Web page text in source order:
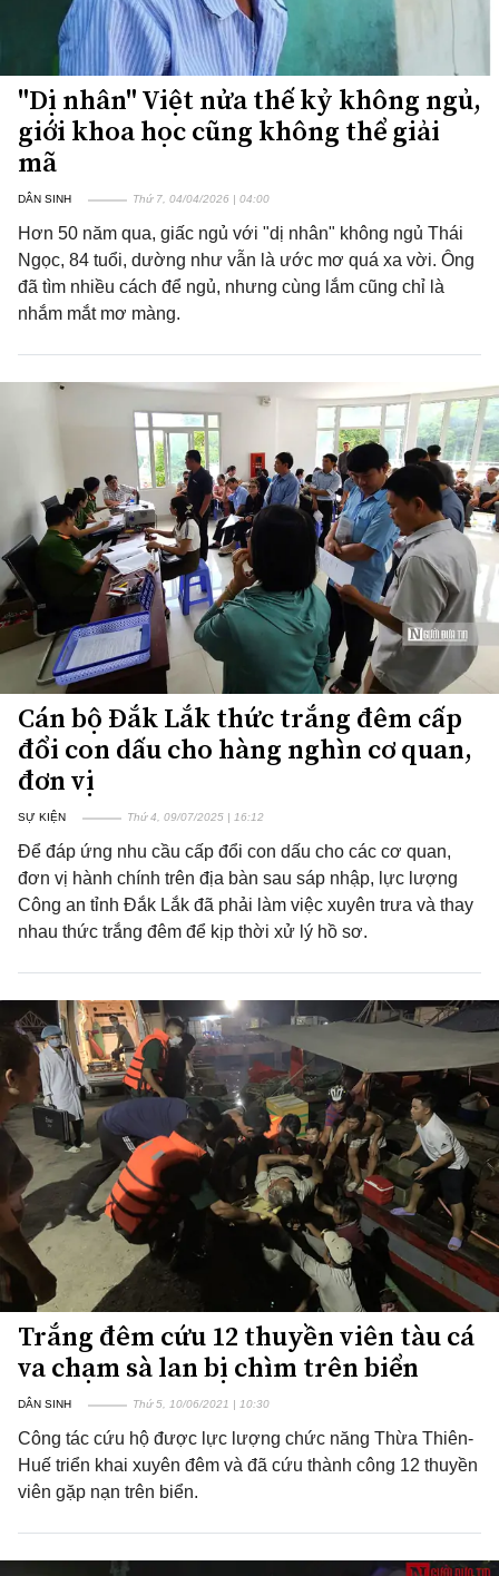
"Dị nhân" Việt nửa thế kỷ không ngủ,
giới khoa học cũng không thể giải
mã
DÂN SINH Thứ 7, 04/04/2026 | 04:00
Hơn 50 năm qua, giấc ngủ với "dị nhân" không ngủ Thái
Ngọc, 84 tuổi, dường như vẫn là ước mơ quá xa vời. Ông
đã tìm nhiều cách để ngủ, nhưng cùng lắm cũng chỉ là
nhắm mắt mơ màng.
Cán bộ Đắk Lắk thức trắng đêm cấp
đổi con dấu cho hàng nghìn cơ quan,
đơn vị
SỰ KIỆN Thứ 4, 09/07/2025 | 16:12
Để đáp ứng nhu cầu cấp đổi con dấu cho các cơ quan,
đơn vị hành chính trên địa bàn sau sáp nhập, lực lượng
Công an tỉnh Đắk Lắk đã phải làm việc xuyên trưa và thay
nhau thức trắng đêm để kịp thời xử lý hồ sơ.
Trắng đêm cứu 12 thuyền viên tàu cá
va chạm sà lan bị chìm trên biển
DÂN SINH Thứ 5, 10/06/2021 | 10:30
Công tác cứu hộ được lực lượng chức năng Thừa Thiên-
Huế triển khai xuyên đêm và đã cứu thành công 12 thuyền
viên gặp nạn trên biển.